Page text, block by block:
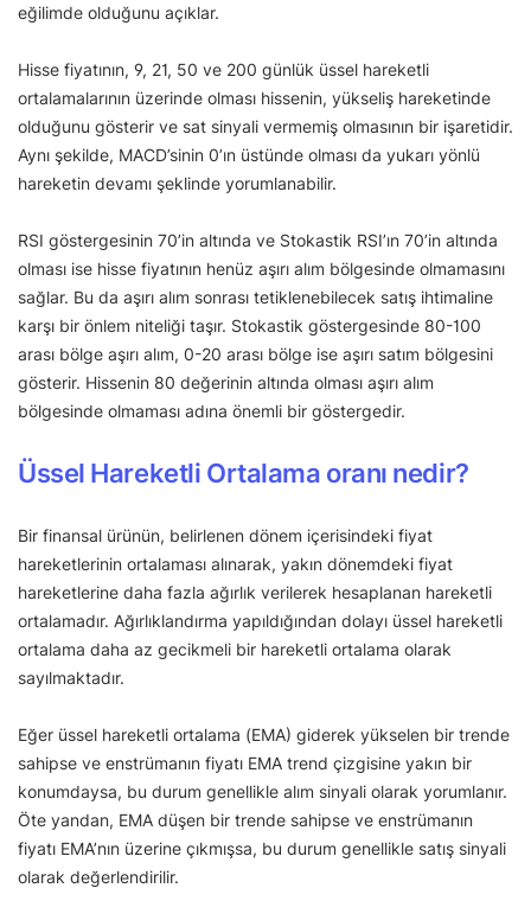
eğilimde olduğunu açıklar.
Hisse fiyatının, 9, 21, 50 ve 200 günlük üssel hareketli
ortalamalarının üzerinde olması hissenin, yükseliş hareketinde
olduğunu gösterir ve sat sinyali vermemiş olmasının bir işaretidir.
Aynı şekilde, MACD’sinin 0’ın üstünde olması da yukarı yönlü
hareketin devamı şeklinde yorumlanabilir.
RSI göstergesinin 70’in altında ve Stokastik RSI’ın 70’in altında
olması ise hisse fiyatının henüz aşırı alım bölgesinde olmamasını
sağlar. Bu da aşırı alım sonrası tetiklenebilecek satış ihtimaline
karşı bir önlem niteliği taşır. Stokastik göstergesinde 80-100
arası bölge aşırı alım, 0-20 arası bölge ise aşırı satım bölgesini
gösterir. Hissenin 80 değerinin altında olması aşırı alım
bölgesinde olmaması adına önemli bir göstergedir.
Üssel Hareketli Ortalama oranı nedir?
Bir finansal ürünün, belirlenen dönem içerisindeki fiyat
hareketlerinin ortalaması alınarak, yakın dönemdeki fiyat
hareketlerine daha fazla ağırlık verilerek hesaplanan hareketli
ortalamadır. Ağırlıklandırma yapıldığından dolayı üssel hareketli
ortalama daha az gecikmeli bir hareketli ortalama olarak
sayılmaktadır.
Eğer üssel hareketli ortalama (EMA) giderek yükselen bir trende
sahipse ve enstrümanın fiyatı EMA trend çizgisine yakın bir
konumdaysa, bu durum genellikle alım sinyali olarak yorumlanır.
Öte yandan, EMA düşen bir trende sahipse ve enstrümanın
fiyatı EMA’nın üzerine çıkmışsa, bu durum genellikle satış sinyali
olarak değerlendirilir.